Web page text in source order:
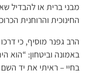
מבני ברית או להבדיל
החינוכית והרוחנית
הרב גפנר מוסיף, כי
באמונה וביטחון: “הוא
בחיי – ראיתי את יד